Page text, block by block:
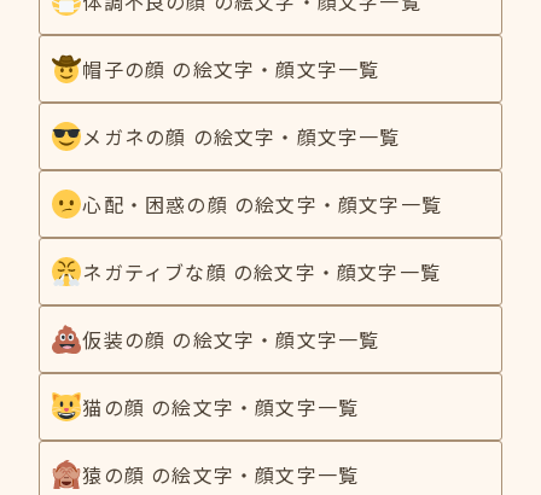
帽子の顔 の絵文字・顔文字一覧
メガネの顔 の絵文字・顔文字一覧
心配・困惑の顔 の絵文字・顔文字一覧
ネガティブな顔 の絵文字・顔文字一覧
仮装の顔 の絵文字・顔文字一覧
猫の顔 の絵文字・顔文字一覧
猿の顔 の絵文字・顔文字一覧